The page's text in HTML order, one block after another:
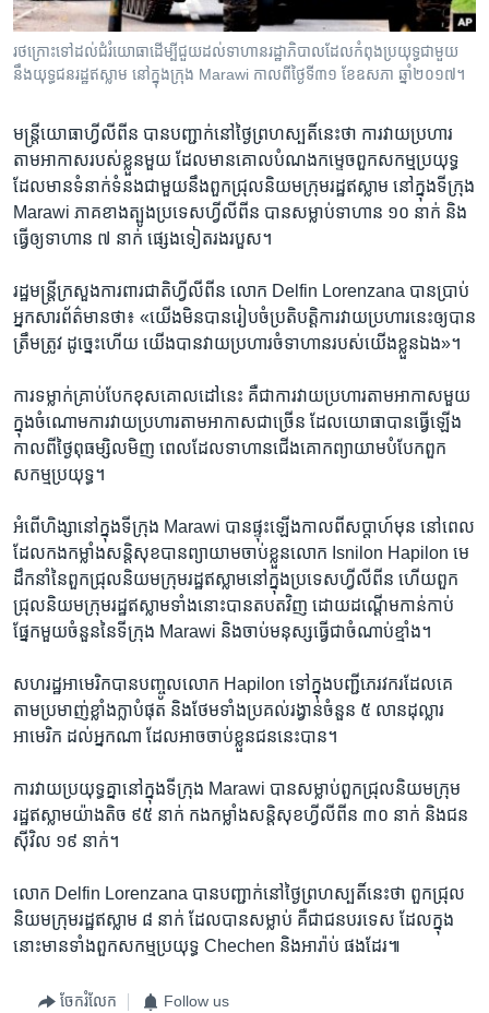
និង​
ចូល​
ទៅ​
ស្វែង​
រក
បណ្តាញ​សង្គម
ភាសា
រថក្រោះ​ទៅ​ដល់​ជំរំ​យោធា​ដើម្បី​ជួយ​ដល់​ទាហាន​រដ្ឋាភិបាល​ដែល​កំពុង​ប្រយុទ្ធ​ជាមួយ​
នឹង​យុទ្ធជន​រដ្ឋ​ឥស្លាម​ នៅ​ក្នុង​ក្រុង Marawi កាលពី​ថ្ងៃទី៣១ ខែឧសភា ឆ្នាំ២០១៧។
មន្ត្រី​យោធា​ហ្វីលីពីន បាន​បញ្ជាក់​នៅ​ថ្ងៃ​ព្រហស្បតិ៍​នេះ​ថា ការ​វាយ​ប្រហារ​
តាម​អាកាស​របស់​ខ្លួន​មួយ ដែល​មាន​គោល​បំណង​កម្ទេច​ពួក​សកម្ម​ប្រយុទ្ធ​
ដែល​មាន​ទំនាក់ទំនង​ជាមួយ​នឹង​ពួក​ជ្រុល​និយម​ក្រុម​រដ្ឋ​ឥស្លាម នៅ​ក្នុង​ទីក្រុង
Marawi ភាគ​ខាង​ត្បូង​ប្រទេស​ហ្វីលីពីន បាន​សម្លាប់​ទាហាន ១០ នាក់ និង​
ធ្វើ​ឲ្យ​ទាហាន ៧ នាក់ ផ្សេង​ទៀត​រង​របួស។
រដ្ឋមន្ត្រី​ក្រសួង​ការពារ​ជាតិ​ហ្វីលីពីន លោក Delfin Lorenzana បាន​ប្រាប់​
អ្នក​សារព័ត៌មាន​ថា៖ «យើង​មិន​បាន​រៀបចំ​ប្រតិបត្តិការ​វាយ​ប្រហារ​នេះ​ឲ្យ​បាន​
ត្រឹមត្រូវ ដូច្នេះ​ហើយ យើង​បាន​វាយ​ប្រហារ​ចំ​ទាហាន​របស់​យើង​ខ្លួន​ឯង»។
ការ​ទម្លាក់​គ្រាប់​បែក​ខុស​គោលដៅ​នេះ គឺ​ជា​ការ​វាយ​ប្រហារ​តាម​អាកាស​មួយ
ក្នុង​ចំណោម​ការ​វាយ​ប្រហារ​តាម​អាកាស​ជា​ច្រើន ដែល​យោធា​បាន​ធ្វើ​ឡើង​
កាល​ពី​ថ្ងៃ​ពុធ​ម្សិលមិញ ពេល​ដែល​ទាហាន​ជើង​គោក​ព្យាយាម​បំបែក​ពួក​
សកម្ម​ប្រយុទ្ធ។
អំពើ​ហិង្សា​នៅ​ក្នុង​ទីក្រុង Marawi បាន​ផ្ទុះ​ឡើង​កាល​ពី​សប្ដាហ៍​មុន នៅ​ពេល​
ដែល​កង​កម្លាំង​សន្តិសុខ​បាន​ព្យាយាម​ចាប់​ខ្លួន​លោក Isnilon Hapilon មេ
ដឹកនាំ​នៃ​ពួក​ជ្រុល​និយម​ក្រុម​រដ្ឋ​ឥស្លាម​នៅ​ក្នុង​ប្រទេស​ហ្វីលីពីន ហើយ​ពួក​
ជ្រុល​និយម​ក្រុម​រដ្ឋ​ឥស្លាម​ទាំង​នោះ​បាន​តបត​វិញ ដោយ​ដណ្ដើម​កាន់កាប់​
ផ្នែក​មួយ​ចំនួន​នៃ​ទីក្រុង Marawi និង​ចាប់​មនុស្ស​ធ្វើ​ជា​ចំណាប់​ខ្មាំង។
សហរដ្ឋ​អាមេរិក​បាន​បញ្ចូល​លោក Hapilon ទៅ​ក្នុង​បញ្ជី​ភេរវករ​ដែល​គេ​
តាម​ប្រមាញ់​ខ្លាំងក្លា​បំផុត និង​ថែម​ទាំង​ប្រគល់​រង្វាន់​ចំនួន ៥ លាន​ដុល្លារ​
អាមេរិក ដល់​អ្នក​ណា ដែល​អាច​ចាប់​ខ្លួន​ជន​នេះ​បាន។
ការ​វាយ​ប្រយុទ្ធ​គ្នា​នៅ​ក្នុង​ទីក្រុង Marawi បាន​សម្លាប់​ពួក​ជ្រុល​និយម​ក្រុម​
រដ្ឋ​ឥស្លាម​យ៉ាង​តិច ៩៥ នាក់ កង​កម្លាំង​សន្តិសុខ​ហ្វីលីពីន ៣០ នាក់ និង​ជន​
ស៊ីវិល ១៩ នាក់។
លោក Delfin Lorenzana បាន​បញ្ជាក់​នៅ​ថ្ងៃ​ព្រហស្បតិ៍​នេះ​ថា ពួក​ជ្រុល​
និយម​ក្រុម​រដ្ឋ​ឥស្លាម ៨ នាក់ ដែល​បាន​សម្លាប់ គឺ​ជា​ជន​បរទេស ដែល​ក្នុង​
នោះ​មាន​ទាំង​ពួក​សកម្ម​ប្រយុទ្ធ Chechen និង​អារ៉ាប់ ផង​ដែរ៕
ចែករំលែក Follow us